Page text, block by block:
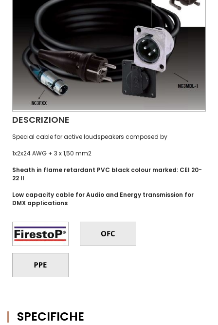
DESCRIZIONE
Special cable for active loudspeakers composed by
1x2x24 AWG + 3 x 1,50 mm2
Sheath in flame retardant PVC black colour marked: CEI 20-
22 II
Low capacity cable for Audio and Energy transmission for
DMX applications
SPECIFICHE